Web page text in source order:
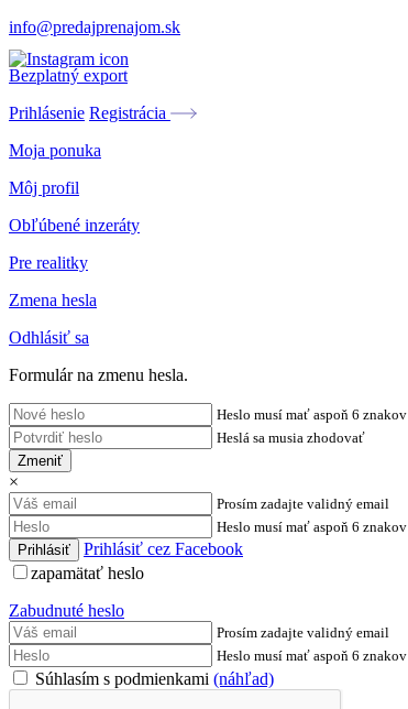
info@predajprenajom.sk
Bezplatný export
Prihlásenie Registrácia
Moja ponuka
Môj profil
Obľúbené inzeráty
Pre realitky
Zmena hesla
Odhlásiť sa
Formulár na zmenu hesla.
Heslo musí mať aspoň 6 znakov
Heslá sa musia zhodovať
Zmeniť
×
Prosím zadajte validný email
Heslo musí mať aspoň 6 znakov
Prihlásiť cez Facebook
zapamätať heslo
Zabudnuté heslo
Prosím zadajte validný email
Heslo musí mať aspoň 6 znakov
Súhlasím s podmienkami (náhľad)